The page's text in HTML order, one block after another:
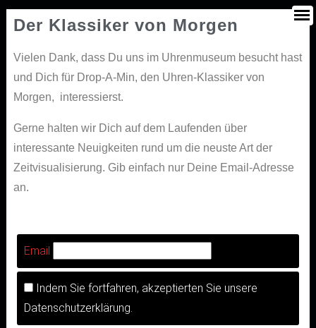
Der Klassiker von Morgen
Vielen Dank, dass Du uns im Uhrenmuseum besucht hast
und Dich für Drop-A-Min, den Uhren-Klassiker von
Morgen, interessierst.
Gerne halten wir Dich auf dem Laufenden über
interessante Neuigkeiten rund um die neuste Art der
Zeitvisualisierung. Gib einfach nur Deine Email-Adresse
an.
Email
Indem Sie fortfahren, akzeptierten Sie unsere
Datenschutzerklärung.